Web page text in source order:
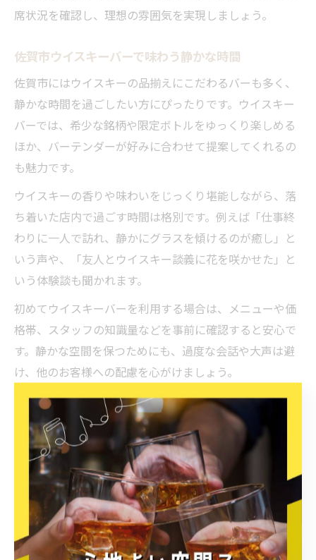
席状況を確認し、理想の雰囲気を実現しましょう。
佐賀市ウイスキーバーで味わう静かな時間
佐賀市にはウイスキーの品揃えにこだわるバーも多く、
静かな時間を過ごしたい方にぴったりです。ウイスキー
バーでは、希少な銘柄や限定ボトルをゆっくり楽しめる
ほか、バーテンダーが好みに合わせて提案してくれるの
も魅力です。
ウイスキーの香りや味わいをじっくり堪能しながら、落
ち着いた店内で過ごす時間は格別です。例えば「仕事終
わりに一人で訪れ、静かにグラスを傾けるのが癒し」と
いう声や、「友人とウイスキー談義に花を咲かせた」と
いう体験談も聞かれます。
初めてウイスキーバーを利用する場合は、メニューや価
格帯、スタッフの知識量などを事前に確認すると安心で
す。静かな空間を保つためにも、過度な会話や大声は避
け、他のお客様への配慮を心がけましょう。
佐賀市バーのテーブル席活用法ガイド
バーのテーブル席で佐賀市を満喫する使い方
佐賀市のバーでは、テーブル席を活用することで、友人
や同僚との語らいや大切な人との特別なひとときを、よ